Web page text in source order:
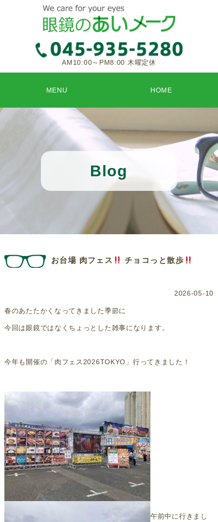
AM10:00～PM8:00 木曜定休
MENU HOME
Blog
お台場 肉フェス チョコっと散歩
2026-05-10
春のあたたかくなってきました季節に
今回は眼鏡ではなくちょっとした雑事になります。
今年も開催の「肉フェス2026TOKYO」行ってきました！
午前中に行きまし